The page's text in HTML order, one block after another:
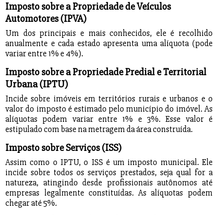
Imposto sobre a Propriedade de Veículos
Automotores (IPVA)
Um dos principais e mais conhecidos, ele é recolhido
anualmente e cada estado apresenta uma alíquota (pode
variar entre 1% e 4%).
Imposto sobre a Propriedade Predial e Territorial
Urbana (IPTU)
Incide sobre imóveis em territórios rurais e urbanos e o
valor do imposto é estimado pelo município do imóvel. As
alíquotas podem variar entre 1% e 3%. Esse valor é
estipulado com base na metragem da área construída.
Imposto sobre Serviços (ISS)
Assim como o IPTU, o ISS é um imposto municipal. Ele
incide sobre todos os serviços prestados, seja qual for a
natureza, atingindo desde profissionais autônomos até
empresas legalmente constituídas. As alíquotas podem
chegar até 5%.